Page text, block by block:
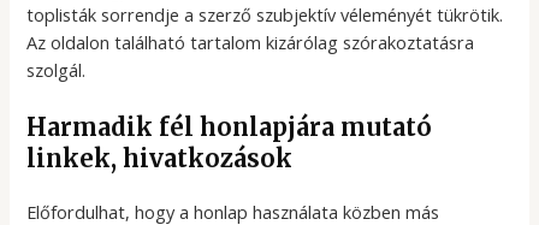
toplisták sorrendje a szerző szubjektív véleményét tükrötik.
Az oldalon található tartalom kizárólag szórakoztatásra
szolgál.
Harmadik fél honlapjára mutató
linkek, hivatkozások
Előfordulhat, hogy a honlap használata közben más